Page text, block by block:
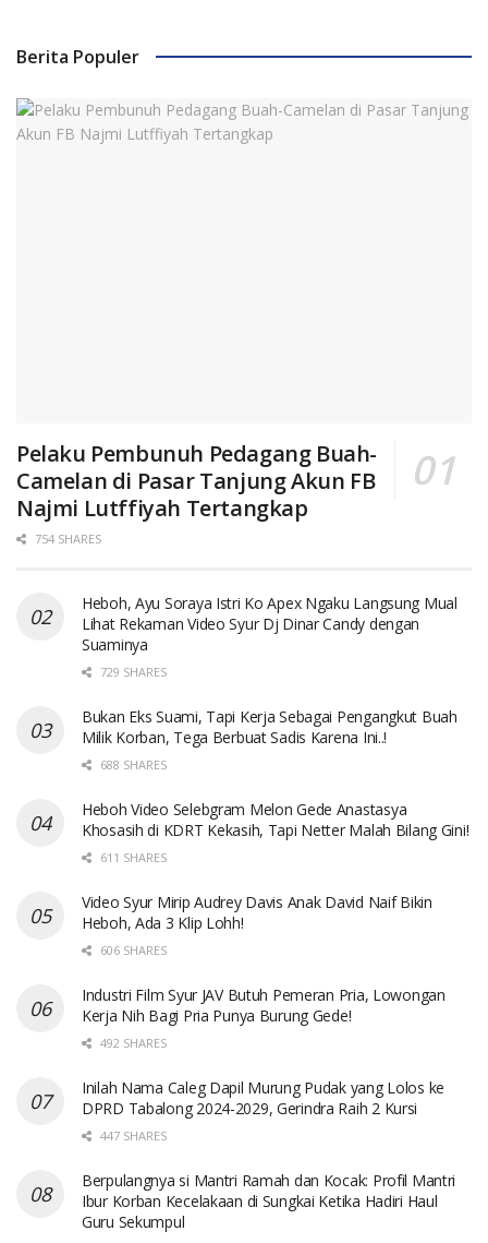
Berita Populer
Pelaku Pembunuh Pedagang Buah-
Camelan di Pasar Tanjung Akun FB
Najmi Lutffiyah Tertangkap
754 SHARES
Heboh, Ayu Soraya Istri Ko Apex Ngaku Langsung Mual
Lihat Rekaman Video Syur Dj Dinar Candy dengan
Suaminya
729 SHARES
Bukan Eks Suami, Tapi Kerja Sebagai Pengangkut Buah
Milik Korban, Tega Berbuat Sadis Karena Ini..!
688 SHARES
Heboh Video Selebgram Melon Gede Anastasya
Khosasih di KDRT Kekasih, Tapi Netter Malah Bilang Gini!
611 SHARES
Video Syur Mirip Audrey Davis Anak David Naif Bikin
Heboh, Ada 3 Klip Lohh!
606 SHARES
Industri Film Syur JAV Butuh Pemeran Pria, Lowongan
Kerja Nih Bagi Pria Punya Burung Gede!
492 SHARES
Inilah Nama Caleg Dapil Murung Pudak yang Lolos ke
DPRD Tabalong 2024-2029, Gerindra Raih 2 Kursi
447 SHARES
Berpulangnya si Mantri Ramah dan Kocak: Profil Mantri
Ibur Korban Kecelakaan di Sungkai Ketika Hadiri Haul
Guru Sekumpul